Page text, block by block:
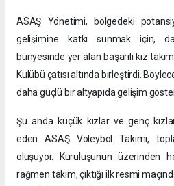
ASAŞ Yönetimi, bölgedeki
gelişimine katkı sunmak için,
bünyesinde yer alan başarılı kız
Kulübü çatısı altında birleştirdi.
daha güçlü bir altyapıda gelişim
Şu anda küçük kızlar ve genç
eden ASAŞ Voleybol Takımı,
oluşuyor. Kuruluşunun üzerinden
rağmen takım, çıktığı ilk resmi